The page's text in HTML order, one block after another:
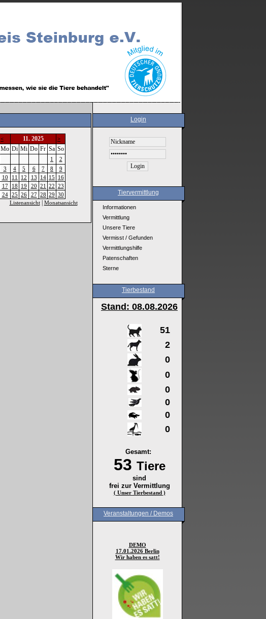
< 11. 2025 >
Mo Di Mi Do Fr Sa So
1
2
3
4 5 6 7 8
9
10
11 12 13 14 15
16
17
18 19 20 21 22 23
24
25 26 27 28 29 30
Listenansicht| Monatsansicht
Login
Tiervermittlung
Informationen
Vermittlung
Unsere Tiere
Vermisst / Gefunden
Vermittlungshilfe
Patenschaften
Sterne
Tierbestand
Stand: 08.08.2026
51
2
0
0
0
0
0
0
Gesamt:
53 Tiere
sind
frei zur Vermittlung
( Unser Tierbestand )
Veranstaltungen / Demos
DEMO
17.01.2026 Berlin
Wir haben es satt!